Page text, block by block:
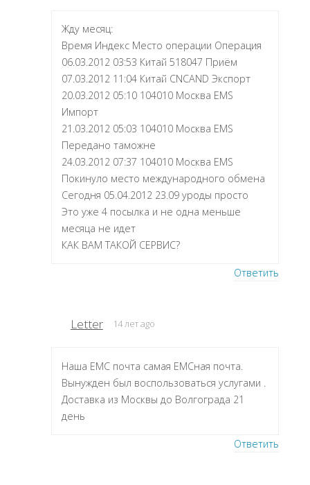
Жду месяц:
Время Индекс Место операции Операция
06.03.2012 03:53 Китай 518047 Приём
07.03.2012 11:04 Китай CNCAND Экспорт
20.03.2012 05:10 104010 Москва EMS
Импорт
21.03.2012 05:03 104010 Москва EMS
Передано таможне
24.03.2012 07:37 104010 Москва EMS
Покинуло место международного обмена
Сегодня 05.04.2012 23.09 уроды просто
Это уже 4 посылка и не одна меньше
месяца не идет
КАК ВАМ ТАКОЙ СЕРВИС?
Ответить
Letter 14 лет ago
Наша ЕМС почта самая ЕМСная почта.
Вынужден был воспользоваться услугами .
Доставка из Москвы до Волгограда 21
день
Ответить